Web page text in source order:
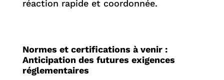
réaction rapide et coordonnée.
Normes et certifications à venir :
Anticipation des futures exigences
réglementaires